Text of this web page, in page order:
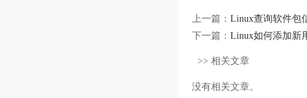
上一篇： Linux查询软件包
下一篇： Linux如何添加新
>> 相关文章
没有相关文章。